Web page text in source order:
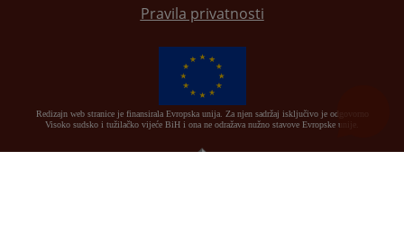
Pravila privatnosti
Redizajn web stranice je finansirala Evropska unija. Za njen sadržaj isključivo je odgovorno
Visoko sudsko i tužilačko vijeće BiH i ona ne odražava nužno stavove Evropske unije.